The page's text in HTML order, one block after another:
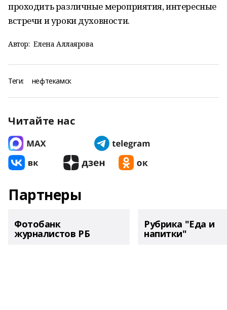
проходить различные мероприятия, интересные
встречи и уроки духовности.
Автор: Елена Аллаярова
Теги: нефтекамск
Читайте нас
Партнеры
Фотобанк
журналистов РБ
Рубрика "Еда и
напитки"